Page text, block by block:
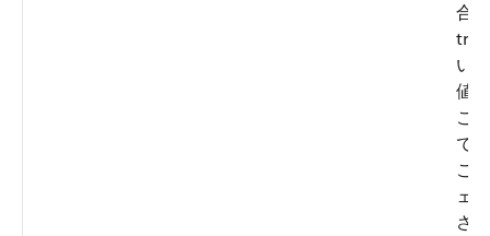
合
い
値
こ
で
こ
ェ
さ